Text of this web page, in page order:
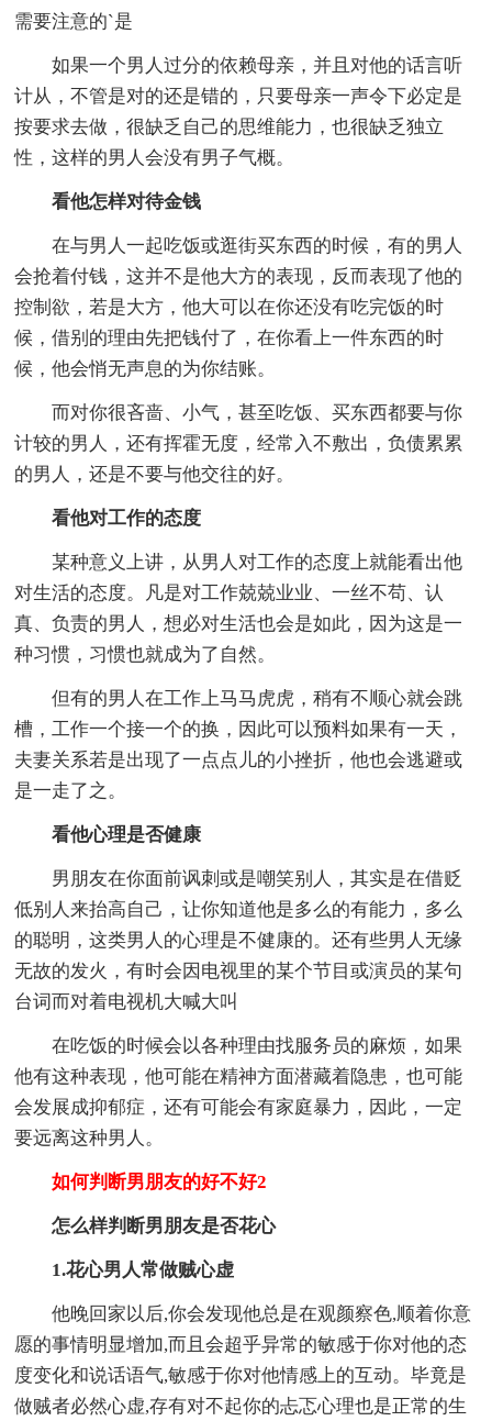
需要注意的`是
如果一个男人过分的依赖母亲，并且对他的话言听
计从，不管是对的还是错的，只要母亲一声令下必定是
按要求去做，很缺乏自己的思维能力，也很缺乏独立
性，这样的男人会没有男子气概。
看他怎样对待金钱
在与男人一起吃饭或逛街买东西的时候，有的男人
会抢着付钱，这并不是他大方的表现，反而表现了他的
控制欲，若是大方，他大可以在你还没有吃完饭的时
候，借别的理由先把钱付了，在你看上一件东西的时
候，他会悄无声息的为你结账。
而对你很吝啬、小气，甚至吃饭、买东西都要与你
计较的男人，还有挥霍无度，经常入不敷出，负债累累
的男人，还是不要与他交往的好。
看他对工作的态度
某种意义上讲，从男人对工作的态度上就能看出他
对生活的态度。凡是对工作兢兢业业、一丝不苟、认
真、负责的男人，想必对生活也会是如此，因为这是一
种习惯，习惯也就成为了自然。
但有的男人在工作上马马虎虎，稍有不顺心就会跳
槽，工作一个接一个的换，因此可以预料如果有一天，
夫妻关系若是出现了一点点儿的小挫折，他也会逃避或
是一走了之。
看他心理是否健康
男朋友在你面前讽刺或是嘲笑别人，其实是在借贬
低别人来抬高自己，让你知道他是多么的有能力，多么
的聪明，这类男人的心理是不健康的。还有些男人无缘
无故的发火，有时会因电视里的某个节目或演员的某句
台词而对着电视机大喊大叫
在吃饭的时候会以各种理由找服务员的麻烦，如果
他有这种表现，他可能在精神方面潜藏着隐患，也可能
会发展成抑郁症，还有可能会有家庭暴力，因此，一定
要远离这种男人。
如何判断男朋友的好不好2
怎么样判断男朋友是否花心
1.花心男人常做贼心虚
他晚回家以后,你会发现他总是在观颜察色,顺着你意
愿的事情明显增加,而且会超乎异常的敏感于你对他的态
度变化和说话语气,敏感于你对他情感上的互动。毕竟是
做贼者必然心虚,存有对不起你的忐忑心理也是正常的生